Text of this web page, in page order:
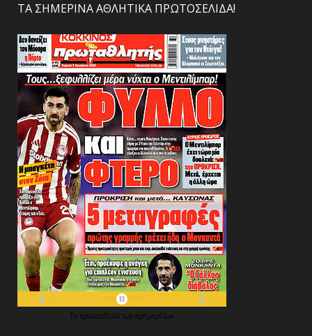
ΤΑ ΣΗΜΕΡΙΝΑ ΑΘΛΗΤΙΚΑ ΠΡΩΤΟΣΕΛΙΔΑ!
Τα πρωτοσέλιδα των εφημερίδων